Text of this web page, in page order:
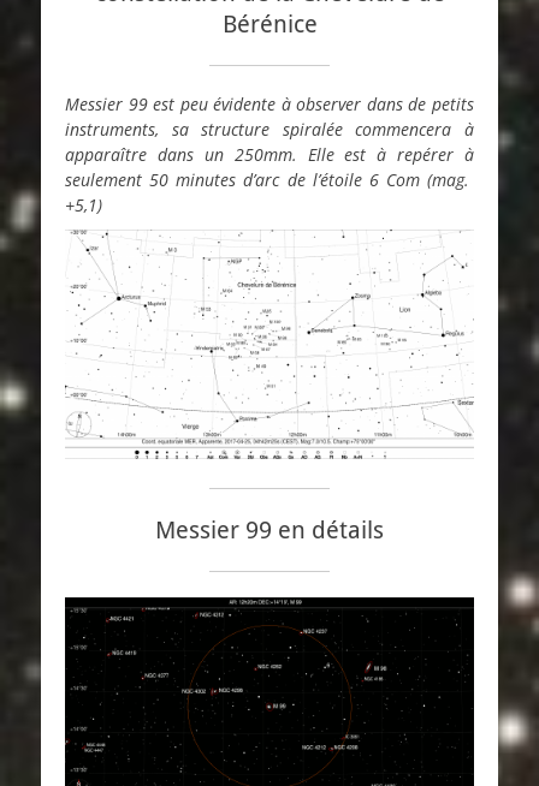
Bérénice
Messier 99 est peu évidente à observer dans de petits
instruments, sa structure spiralée commencera à
apparaître dans un 250mm. Elle est à repérer à
seulement 50 minutes d’arc de l’étoile 6 Com (mag.
+5,1)
Messier 99 en détails